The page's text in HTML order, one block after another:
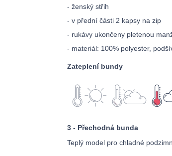
- ženský střih
- v přední části 2 kapsy na zip
- rukávy ukončeny pletenou
- materiál: 100% polyester,
Zateplení bundy
3 - Přechodná bunda
Teplý model pro chladné